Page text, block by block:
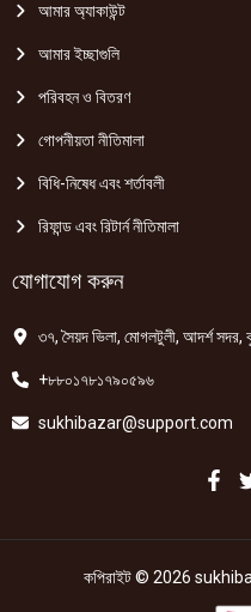
আমার অ্যাকাউন্ট
আমার ইচ্ছাগুলি
পরিবহন ও বিতরণ
গোপনীয়তা নীতিমালা
বিধি-নিষেধ এবং শর্তাবলী
রিফান্ড এবং রিটার্ন নীতিমালা
যোগাযোগ করুন
৩৭, সৈয়দ ভিলা, মোগলটুলী, আদর্শ সদর,
+৮৮০১৭৮১৭৯০৫৯৬
sukhibazar@support.com
কপিরাইট © 2026